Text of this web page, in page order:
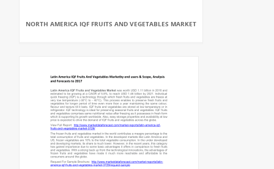
NORTH AMERICA IQF FRUITS AND VEGETABLES MARKET